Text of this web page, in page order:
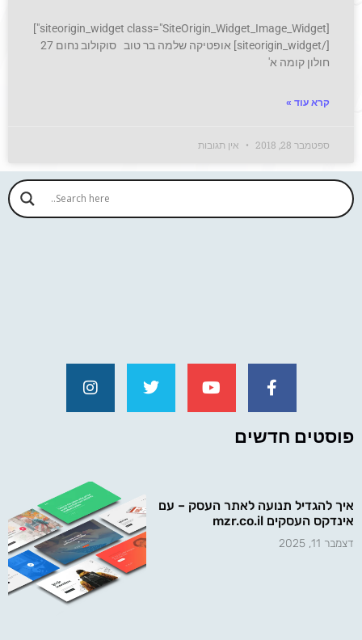
[siteorigin_widget class="SiteOrigin_Widget_Image_Widget"]
[/siteorigin_widget] אופטיקה שלמה בר טוב סוקולוב נחום 27
חולון קומה א'
קרא עוד »
ספטמבר 28, 2018 אין תגובות
פוסטים חדשים
איך להגדיל תנועה לאתר העסק – עם
אינדקס העסקים mzr.co.il
דצמבר 11, 2025